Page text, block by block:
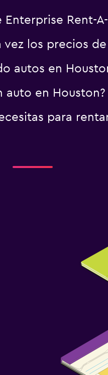
Rent-
los precios
autos en
auto en Houston?
para